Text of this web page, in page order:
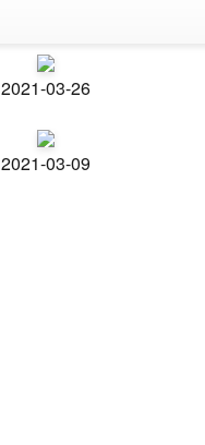
2021-03-26
2021-03-09